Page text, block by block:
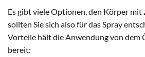
Es gibt viele Optionen, den Körper mit
sollten Sie sich also für das Spray
Vorteile hält die Anwendung von dem
bereit: